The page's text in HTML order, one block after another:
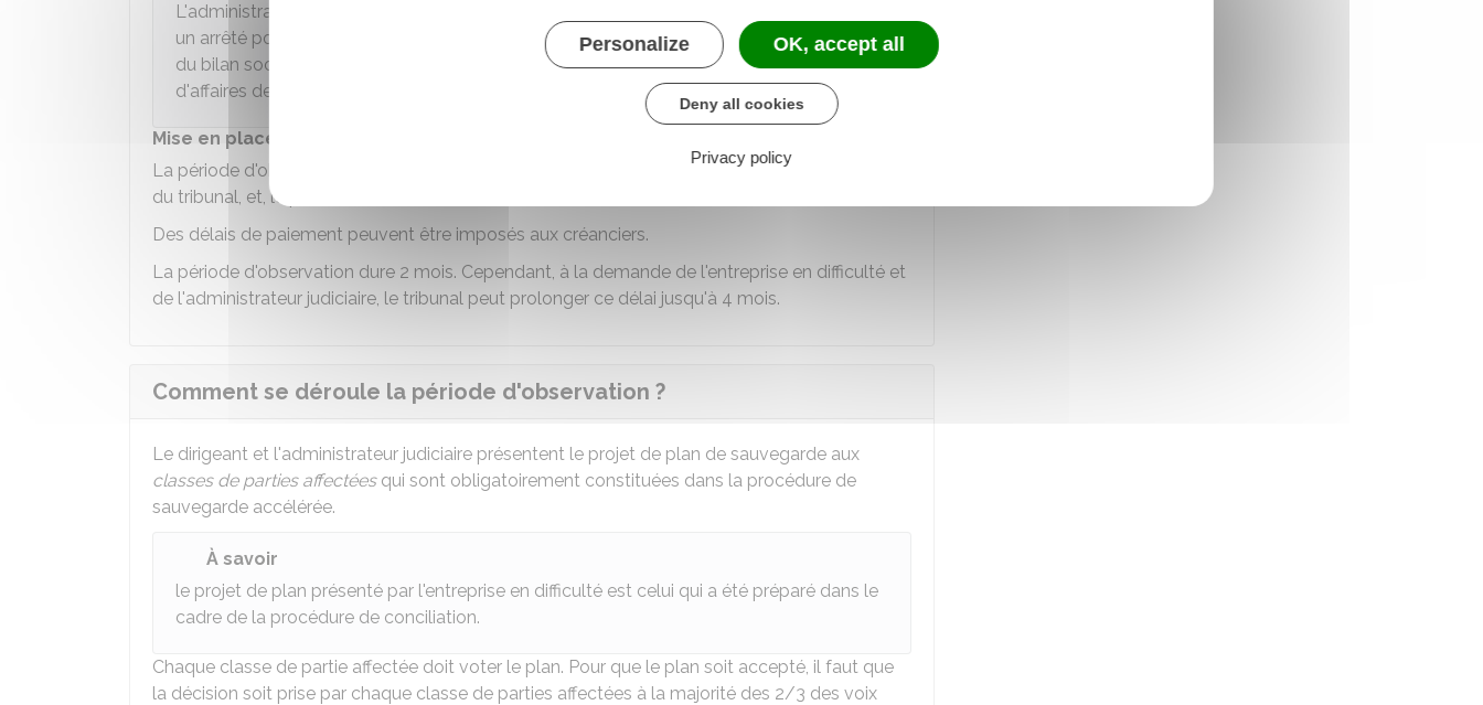
L'administrateur judiciaire est rémunéré par l'entreprise. Cette rémunération est fixée par
un arrêté pour chacune de ses missions (par exemple, mission d'assistance, élaboration
du bilan social et économique). Elle dépend du nombre de salariés et du chiffre
d'affaires de l'entreprise.
Mise en place d'une période d'observation
La période d'observation a pour objectif d'aboutir à un plan de sauvegarde, sous le contrôle
du tribunal, et, le plus souvent, avec l'aide d'un
Des délais de paiement peuvent être imposés aux créanciers.
La période d'observation dure 2 mois. Cependant, à la demande de l'entreprise en difficulté et
de l'administrateur judiciaire, le tribunal peut prolonger ce délai jusqu'à 4 mois.
Comment se déroule la période d'observation ?
Le dirigeant et l'administrateur judiciaire présentent le projet de plan de sauvegarde aux
classes de parties affectéesqui sont obligatoirement constituées dans la procédure de
sauvegarde accélérée.
À savoir
le projet de plan présenté par l'entreprise en difficulté est celui qui a été préparé dans le
cadre de la procédure de conciliation.
Chaque classe de partie affectée doit voter le plan. Pour que le plan soit accepté, il faut que
la décision soit prise par chaque classe de parties affectées à la majorité des 2/3 des voix
Personalize OK, accept all
Deny all cookies
Privacy policy